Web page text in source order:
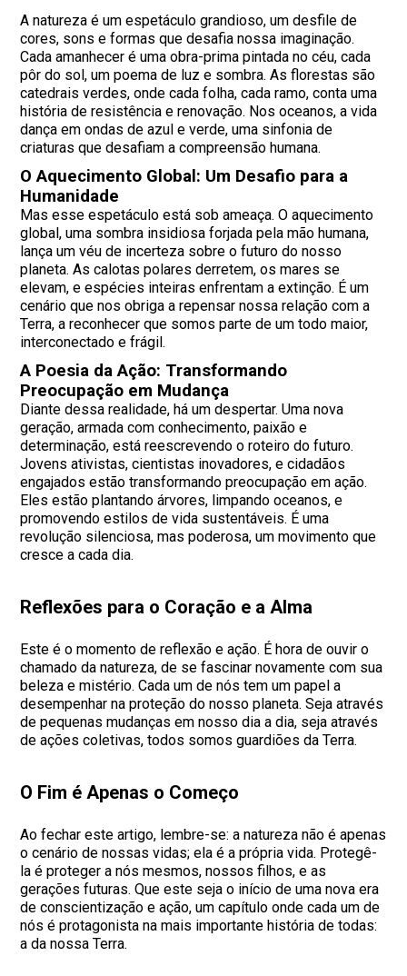
A natureza é um espetáculo grandioso, um desfile de
cores, sons e formas que desafia nossa imaginação.
Cada amanhecer é uma obra-prima pintada no céu, cada
pôr do sol, um poema de luz e sombra. As florestas são
catedrais verdes, onde cada folha, cada ramo, conta uma
história de resistência e renovação. Nos oceanos, a vida
dança em ondas de azul e verde, uma sinfonia de
criaturas que desafiam a compreensão humana.
O Aquecimento Global: Um Desafio para a
Humanidade
Mas esse espetáculo está sob ameaça. O aquecimento
global, uma sombra insidiosa forjada pela mão humana,
lança um véu de incerteza sobre o futuro do nosso
planeta. As calotas polares derretem, os mares se
elevam, e espécies inteiras enfrentam a extinção. É um
cenário que nos obriga a repensar nossa relação com a
Terra, a reconhecer que somos parte de um todo maior,
interconectado e frágil.
A Poesia da Ação: Transformando
Preocupação em Mudança
Diante dessa realidade, há um despertar. Uma nova
geração, armada com conhecimento, paixão e
determinação, está reescrevendo o roteiro do futuro.
Jovens ativistas, cientistas inovadores, e cidadãos
engajados estão transformando preocupação em ação.
Eles estão plantando árvores, limpando oceanos, e
promovendo estilos de vida sustentáveis. É uma
revolução silenciosa, mas poderosa, um movimento que
cresce a cada dia.
Reflexões para o Coração e a Alma
Este é o momento de reflexão e ação. É hora de ouvir o
chamado da natureza, de se fascinar novamente com sua
beleza e mistério. Cada um de nós tem um papel a
desempenhar na proteção do nosso planeta. Seja através
de pequenas mudanças em nosso dia a dia, seja através
de ações coletivas, todos somos guardiões da Terra.
O Fim é Apenas o Começo
Ao fechar este artigo, lembre-se: a natureza não é apenas
o cenário de nossas vidas; ela é a própria vida. Protegê-
la é proteger a nós mesmos, nossos filhos, e as
gerações futuras. Que este seja o início de uma nova era
de conscientização e ação, um capítulo onde cada um de
nós é protagonista na mais importante história de todas:
a da nossa Terra.